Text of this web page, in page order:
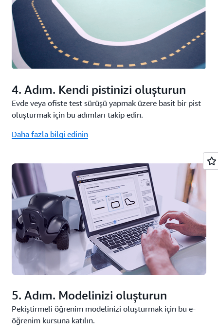
4. Adım. Kendi pistinizi oluşturun
Evde veya ofiste test sürüşü yapmak üzere basit bir pist
oluşturmak için bu adımları takip edin.
Daha fazla bilgi edinin
5. Adım. Modelinizi oluşturun
Pekiştirmeli öğrenim modelinizi oluşturmak için bu e-
öğrenim kursuna katılın.